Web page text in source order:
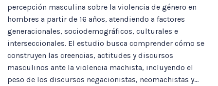
percepción masculina sobre la violencia de género en
hombres a partir de 16 años, atendiendo a factores
generacionales, sociodemográficos, culturales e
interseccionales. El estudio busca comprender cómo se
construyen las creencias, actitudes y discursos
masculinos ante la violencia machista, incluyendo el
peso de los discursos negacionistas, neomachistas y...